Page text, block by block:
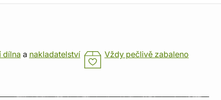
dílna a nakladatelství Vždy pečlivě zabaleno